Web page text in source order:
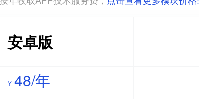
安卓版
¥ 48/年